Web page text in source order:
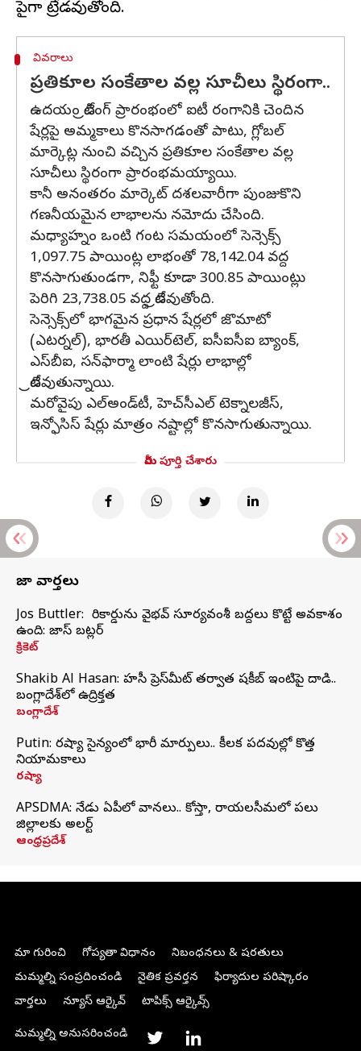
వివరాలు
ప్రతికూల సంకేతాల వల్ల సూచీలు స్థిరంగా..
ఉదయం ట్రేడింగ్‌ ప్రారంభంలో ఐటీ రంగానికి చెందిన
షేర్లపై అమ్మకాలు కొనసాగడంతో పాటు, గ్లోబల్
మార్కెట్ల నుంచి వచ్చిన ప్రతికూల సంకేతాల వల్ల
సూచీలు స్థిరంగా ప్రారంభమయ్యాయి.
కానీ అనంతరం మార్కెట్‌ దశలవారీగా పుంజుకొని
గణనీయమైన లాభాలను నమోదు చేసింది.
మధ్యాహ్నం ఒంటి గంట సమయంలో సెన్సెక్స్‌
1,097.75 పాయింట్ల లాభంతో 78,142.04 వద్ద
కొనసాగుతుండగా, నిఫ్టీ కూడా 300.85 పాయింట్లు
పెరిగి 23,738.05 వద్ద ట్రేడవుతోంది.
సెన్సెక్స్‌లో భాగమైన ప్రధాన షేర్లలో జొమాటో
(ఎటర్నల్‌), భారతీ ఎయిర్‌టెల్‌, ఐసీఐసీఐ బ్యాంక్‌,
ఎస్‌బీఐ, సన్‌ఫార్మా లాంటి షేర్లు లాభాల్లో
ట్రేడవుతున్నాయి.
మరోవైపు ఎల్‌అండ్‌టీ, హెచ్‌సీఎల్‌ టెక్నాలజీస్‌,
ఇన్ఫోసిస్‌ షేర్లు మాత్రం నష్టాల్లో కొనసాగుతున్నాయి.
మీరు పూర్తి చేశారు
తాజా వార్తలు
Jos Buttler: నా రికార్డును వైభవ్ సూర్యవంశీ బద్దలు కొట్టే అవకాశం
ఉంది: జాస్ బట్లర్
క్రికెట్
Shakib Al Hasan: హసీనా ప్రెస్‌మీట్‌ తర్వాత షకీబ్‌ ఇంటిపై దాడి..
బంగ్లాదేశ్‌లో ఉద్రిక్తత
బంగ్లాదేశ్
Putin: రష్యా సైన్యంలో భారీ మార్పులు.. కీలక పదవుల్లో కొత్త
నియామకాలు
రష్యా
APSDMA: నేడు ఏపీలో వానలు.. కోస్తా, రాయలసీమలో పలు
జిల్లాలకు అలర్ట్
ఆంధ్రప్రదేశ్
మా గురించి గోప్యతా విధానం
నిబంధనలు & షరతులు
మమ్మల్ని సంప్రదించండి
నైతిక ప్రవర్తన
ఫిర్యాదుల పరిష్కారం
వార్తలు
న్యూస్ ఆర్కైవ్ టాపిక్స్ ఆర్కైవ్స్
మమ్మల్ని అనుసరించండి